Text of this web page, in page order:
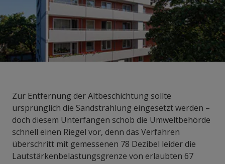
Zur Entfernung der Altbeschichtung sollte
ursprünglich die Sandstrahlung eingesetzt werden –
doch diesem Unterfangen schob die Umweltbehörde
schnell einen Riegel vor, denn das Verfahren
überschritt mit gemessenen 78 Dezibel leider die
Lautstärkenbelastungsgrenze von erlaubten 67